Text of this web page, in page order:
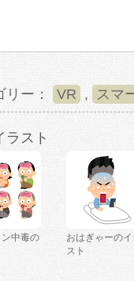
リー： VR , スマ
ラスト
中毒の
おはぎゃーのイ
スト